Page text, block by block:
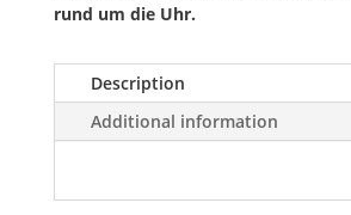
rund um die Uhr.
Description
Additional information